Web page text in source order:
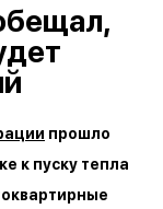
прошло
к пуску тепла